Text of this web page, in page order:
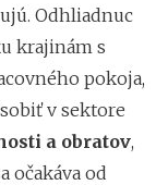
Odhliadnuc
krajinám s
pokoja,
v sektore
a obratov,
očakáva od